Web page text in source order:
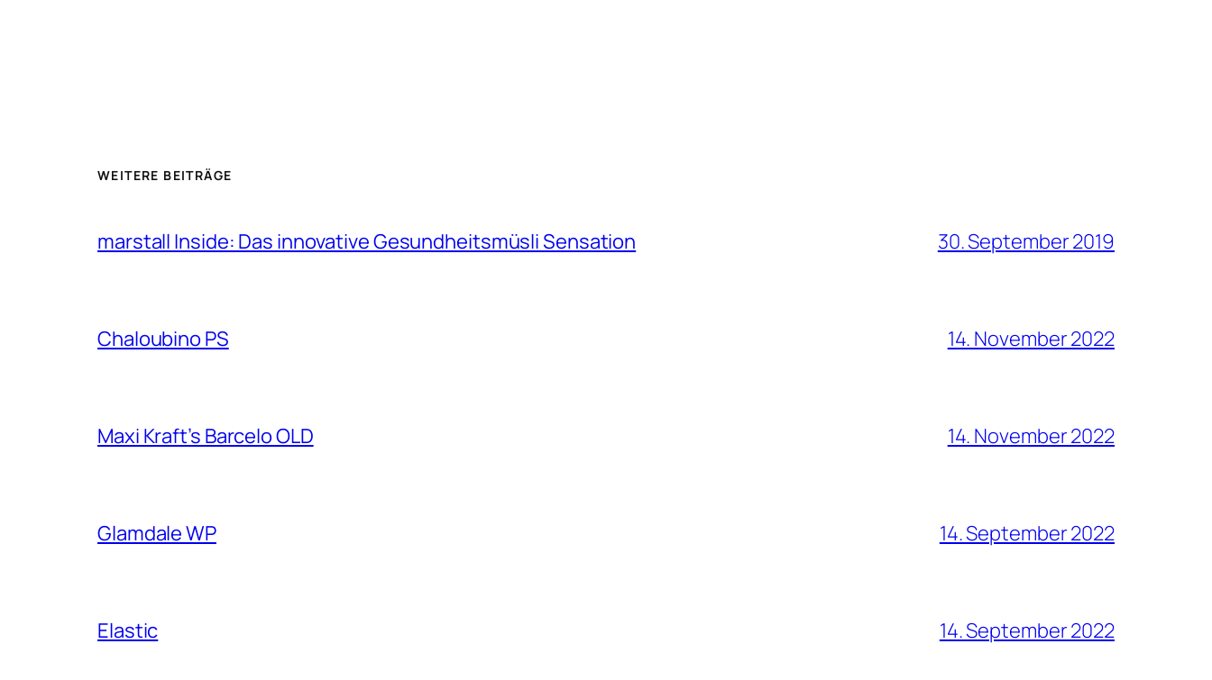
WEITERE BEITRÄGE
marstall Inside: Das innovative Gesundheitsmüsli Sensation 30. September 2019
Chaloubino PS 14. November 2022
Maxi Kraft’s Barcelo OLD 14. November 2022
Glamdale WP 14. September 2022
Elastic 14. September 2022